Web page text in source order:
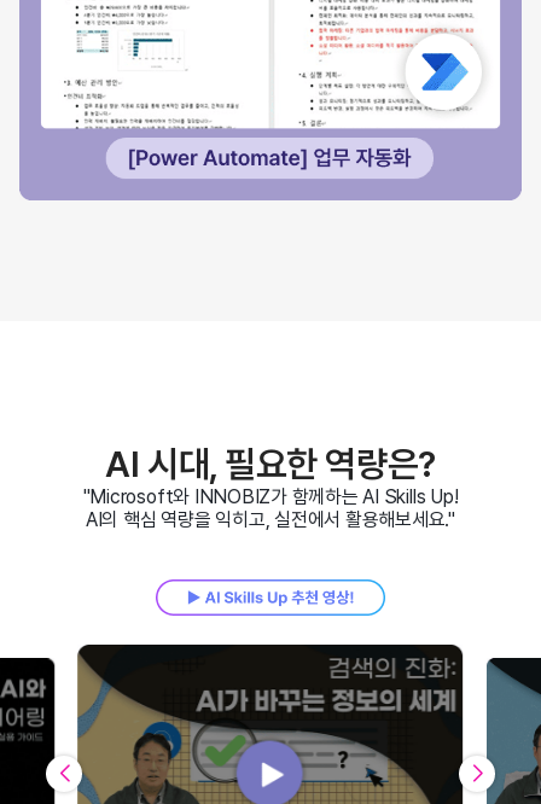
AI 시대, 필요한 역량은?
"Microsoft와 INNOBIZ가 함께하는 AI Skills Up!
AI의 핵심 역량을 익히고, 실전에서 활용해보세요."